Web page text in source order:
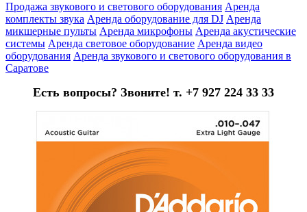
Продажа звукового и светового оборудования Аренда
комплекты звука Аренда оборудование для DJ Аренда
микшерные пульты Аренда микрофоны Аренда акустические
системы Аренда световое оборудование Аренда видео
оборудования Аренда звукового и светового оборудования в
Саратове
Есть вопросы? Звоните! т. +7 927 224 33 33